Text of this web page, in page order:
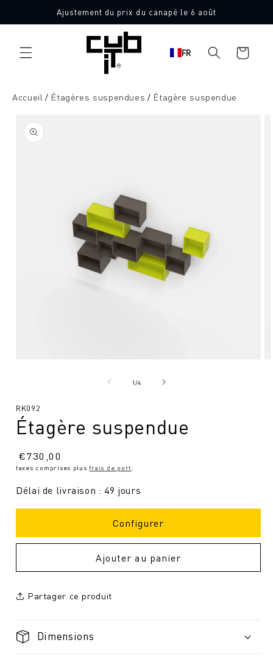
directement
au contenu
Ajustement du prix du canapé le 6 août
FR
Panier
d'achat
Accueil Étagères suspendues Étagère suspendue
l'information
sur le
produit
modal
1/de4
SKU
RK092
Étagère suspendue
Prix
normal
€730,00
taxes comprises plusfrais de port
Délai de livraison : 49 jours
Configurer
Ajouter au panier
Partager ce produit
Dimensions